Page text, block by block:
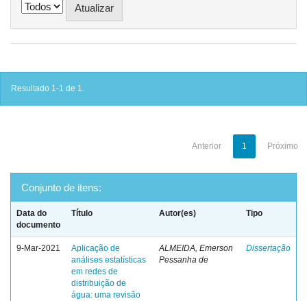
Resultado 1-1 de 1.
Anterior 1 Próximo
Conjunto de itens:
Data do
documento
Título Autor(es) Tipo
9-Mar-2021
Aplicação de
análises estatísticas
em redes de
distribuição de
água: uma revisão
ALMEIDA, Emerson
Pessanha de
Dissertação